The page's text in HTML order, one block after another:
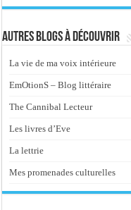
Autres blogs à découvrir
La vie de ma voix intérieure
EmOtionS – Blog littéraire
The Cannibal Lecteur
Les livres d’Eve
La lettrie
Mes promenades culturelles